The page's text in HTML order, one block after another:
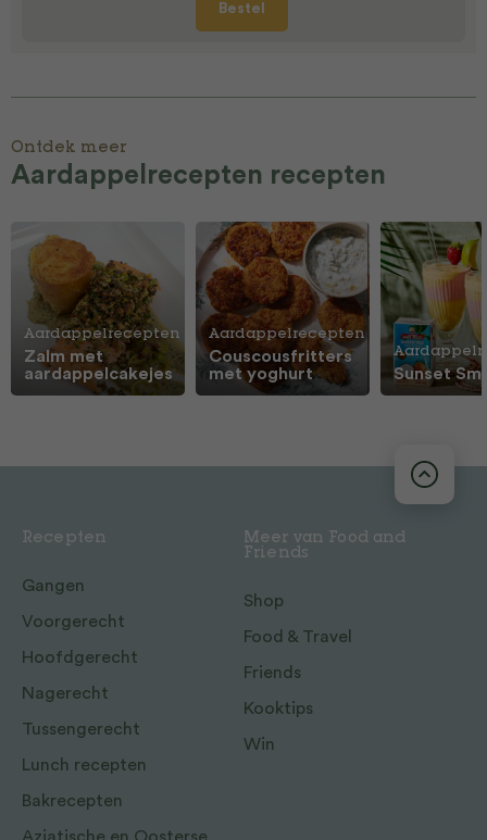
Bestel
Ontdek meer
Aardappelrecepten recepten
Aardappelrecepten
Zalm met
aardappelcakejes
Aardappelrecepten
Couscousfritters
met yoghurt
Sunset
Recepten
Gangen
Voorgerecht
Hoofdgerecht
Nagerecht
Tussengerecht
Lunch recepten
Bakrecepten
Meer van Food and
Friends
Shop
Food & Travel
Friends
Kooktips
Win